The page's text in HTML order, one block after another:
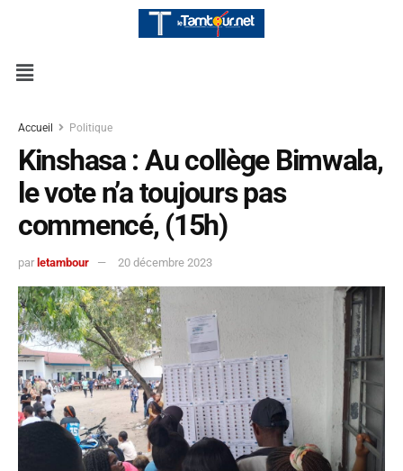
Accueil Politique
Kinshasa : Au collège Bimwala,
le vote n’a toujours pas
commencé, (15h)
par letambour 20 décembre 2023